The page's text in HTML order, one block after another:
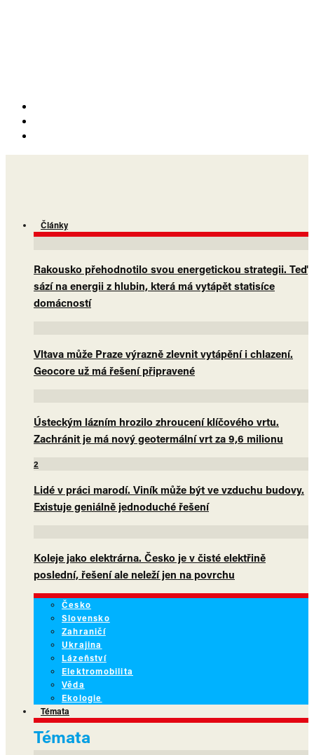
Články
Rakousko přehodnotilo svou energetickou strategii. Teď
sází na energii z hlubin, která má vytápět statisíce
domácností
Vltava může Praze výrazně zlevnit vytápění i chlazení.
Geocore už má řešení připravené
Ústeckým lázním hrozilo zhroucení klíčového vrtu.
Zachránit je má nový geotermální vrt za 9,6 milionu
2
Lidé v práci marodí. Viník může být ve vzduchu budovy.
Existuje geniálně jednoduché řešení
Koleje jako elektrárna. Česko je v čisté elektřině
poslední, řešení ale neleží jen na povrchu
Česko
Slovensko
Zahraničí
Ukrajina
Lázeňství
Elektromobilita
Věda
Ekologie
Témata
Témata